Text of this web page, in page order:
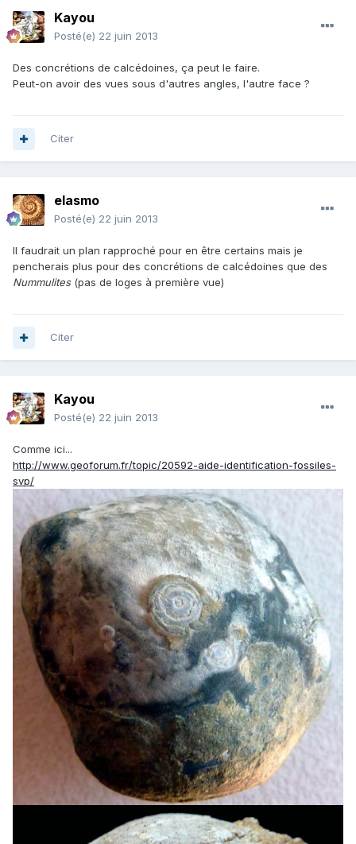
Kayou
Posté(e) 22 juin 2013
Des concrétions de calcédoines, ça peut le faire.
Peut-on avoir des vues sous d'autres angles, l'autre face ?
Citer
elasmo
Posté(e) 22 juin 2013
Il faudrait un plan rapproché pour en être certains mais je
pencherais plus pour des concrétions de calcédoines que des
Nummulites (pas de loges à première vue)
Citer
Kayou
Posté(e) 22 juin 2013
Comme ici...
http://www.geoforum.fr/topic/20592-aide-identification-fossiles-
svp/